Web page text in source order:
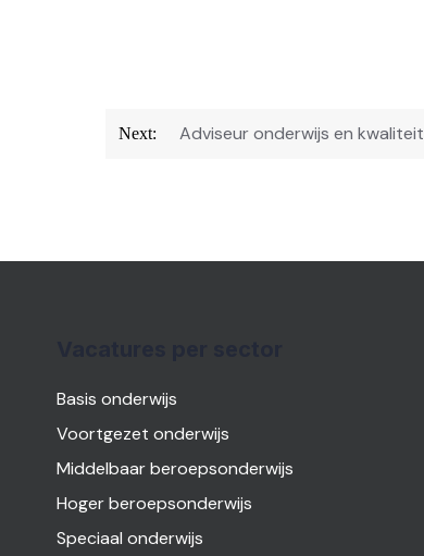
Next: Adviseur onderwijs en kwaliteit
Basis onderwijs
Voortgezet onderwijs
Middelbaar beroepsonderwijs
Hoger beroepsonderwijs
Speciaal onderwijs